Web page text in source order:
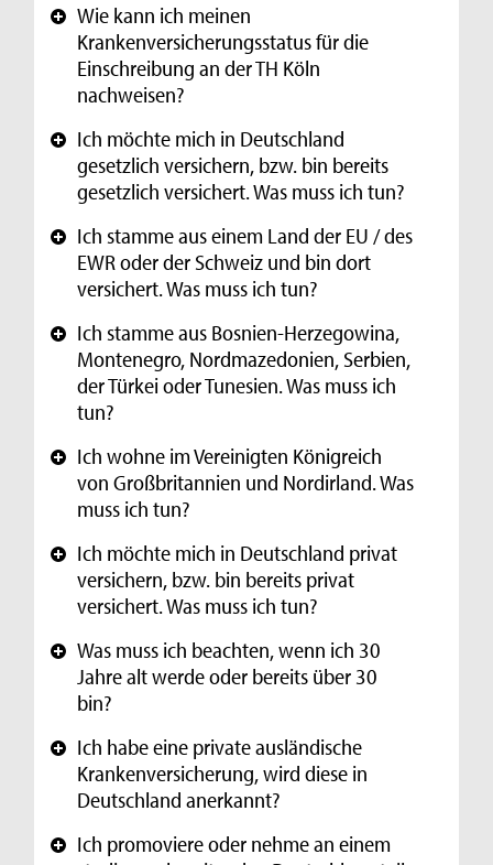
+ Wie kann ich meinen
Krankenversicherungsstatus für die
Einschreibung an der TH Köln
nachweisen?
+ Ich möchte mich in Deutschland
gesetzlich versichern, bzw. bin bereits
gesetzlich versichert. Was muss ich tun?
+ Ich stamme aus einem Land der EU / des
EWR oder der Schweiz und bin dort
versichert. Was muss ich tun?
+ Ich stamme aus Bosnien-Herzegowina,
Montenegro, Nordmazedonien, Serbien,
der Türkei oder Tunesien. Was muss ich
tun?
+ Ich wohne im Vereinigten Königreich
von Großbritannien und Nordirland. Was
muss ich tun?
+ Ich möchte mich in Deutschland privat
versichern, bzw. bin bereits privat
versichert. Was muss ich tun?
+ Was muss ich beachten, wenn ich 30
Jahre alt werde oder bereits über 30
bin?
+ Ich habe eine private ausländische
Krankenversicherung, wird diese in
Deutschland anerkannt?
+ Ich promoviere oder nehme an einem